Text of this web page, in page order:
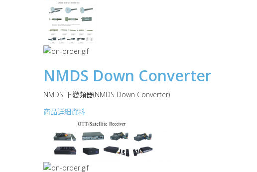
NMDS Down Converter
NMDS 下變頻器(NMDS Down Converter)
商品詳細資料